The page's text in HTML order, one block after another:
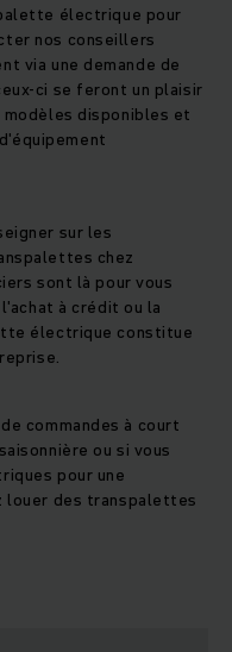
électrique pour
nos conseillers
via une demande de
ci se feront un plaisir
disponibles et
sur les
chez
sont là pour vous
à crédit ou la
électrique constitue
commandes à court
ou si vous
pour une
louer des transpalettes